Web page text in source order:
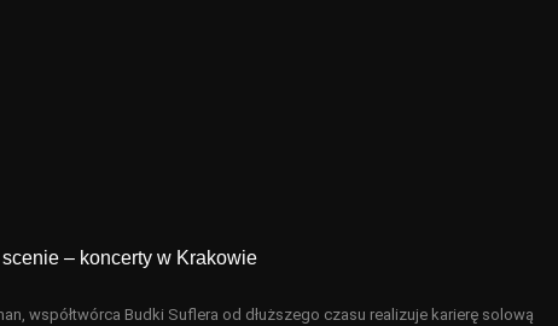
– koncerty w Krakowie
współtwórca Budki Suflera od dłuższego czasu realizuje karierę solową